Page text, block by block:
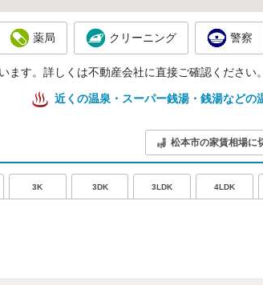
薬局 クリーニング 警察
す。詳しくは不動産会社に直接ご確認ください。
近くの温泉・スーパー銭湯・銭湯などの
松本市の家賃相場に
3K 3DK 3LDK 4LDK